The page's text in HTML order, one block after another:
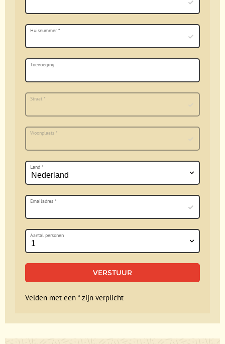
Huisnummer*
Toevoeging
Straat *
Woonplaats *
Land *
Emailadres *
Aantal personen
Velden met een * zijn verplicht